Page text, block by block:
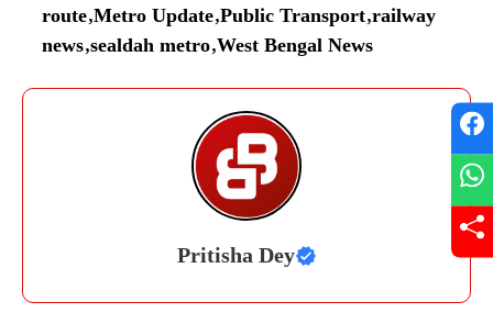
route,Metro Update,Public Transport,railway
news,sealdah metro,West Bengal News
Pritisha Dey